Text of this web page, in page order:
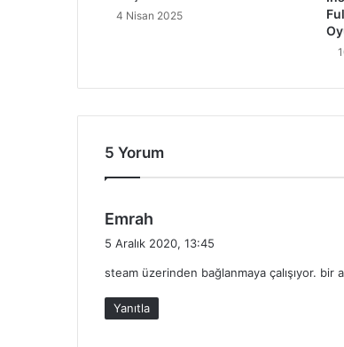
4 Nisan 2025
5 Yorum
Emrah
e
i
k
i
5 Aralık 2020, 13:45
steam üzerinden bağlanmaya çalışıyor. bir
Yanıtla